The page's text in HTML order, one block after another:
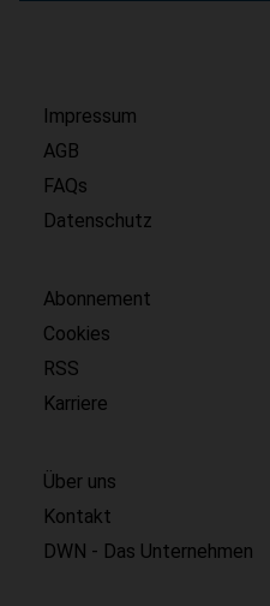
Impressum
AGB
FAQs
Datenschutz
Abonnement
Cookies
RSS
Karriere
Über uns
Kontakt
DWN - Das Unternehmen